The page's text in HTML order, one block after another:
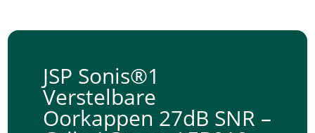
JSP Sonis®1
Verstelbare
Oorkappen 27dB SNR –